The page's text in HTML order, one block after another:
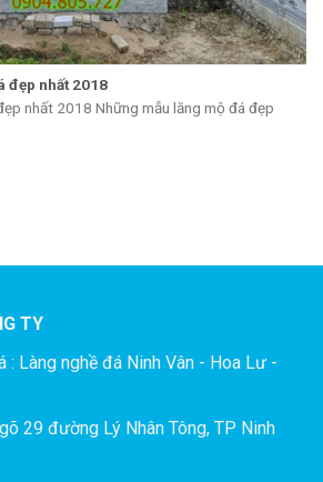
đẹp nhất 2018
nhất 2018 Những mẫu lăng mộ đá đẹp
TY
: Làng nghề đá Ninh Vân - Hoa Lư -
29 đường Lý Nhân Tông, TP Ninh